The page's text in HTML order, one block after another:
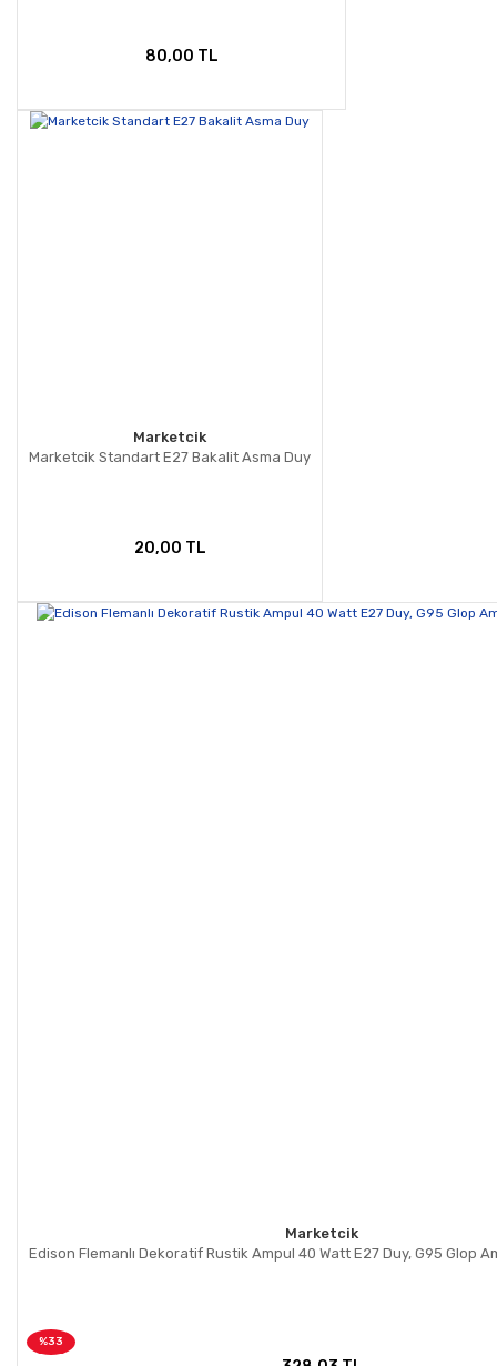
80,00 TL
Marketcik
Marketcik Standart E27 Bakalit Asma Duy
20,00 TL
Marketcik
Edison Flemanlı Dekoratif Rustik Ampul 40 Watt E27 Duy, G95 Glop
%33